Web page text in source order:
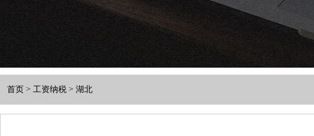
首页 > 工资纳税 > 湖北